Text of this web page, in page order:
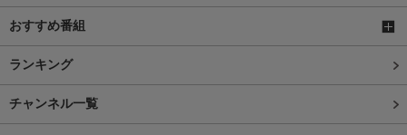
おすすめ番組
ランキング
チャンネル一覧